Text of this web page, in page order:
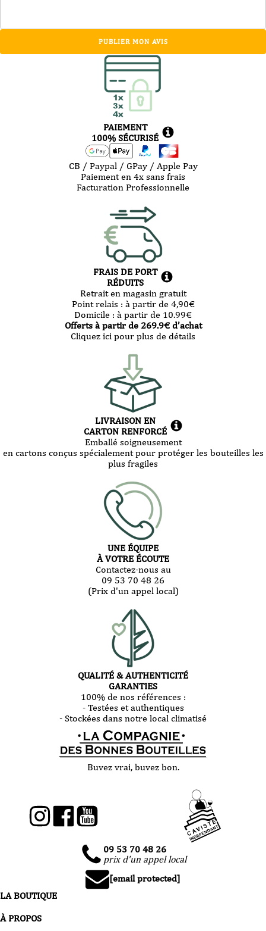
PUBLIER MON AVIS
PAIEMENT
100% SÉCURISÉ
CB / Paypal / GPay / Apple Pay
Paiement en 4x sans frais
Facturation Professionnelle
FRAIS DE PORT
RÉDUITS
Retrait en magasin gratuit
Point relais : à partir de 4,90€
Domicile : à partir de 10.99€
Offerts à partir de 269.9€ d’achat
Cliquez ici pour plus de détails
LIVRAISON EN
CARTON RENFORCÉ
Emballé soigneusement
en cartons conçus spécialement pour protéger les bouteilles les
plus fragiles
UNE ÉQUIPE
À VOTRE ÉCOUTE
Contactez-nous au
09 53 70 48 26
(Prix d'un appel local)
QUALITÉ & AUTHENTICITÉ
GARANTIES
100% de nos références :
- Testées et authentiques
- Stockées dans notre local climatisé
Buvez vrai, buvez bon.
09 53 70 48 26
prix d'un appel local
[email protected]
LA BOUTIQUE
À PROPOS